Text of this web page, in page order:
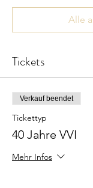
Alle
Tickets
Verkauf beendet
Tickettyp
40 Jahre VVI
Mehr Infos